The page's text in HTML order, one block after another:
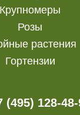
Крупномеры
Розы
растения
Гортензии
(495) 128-